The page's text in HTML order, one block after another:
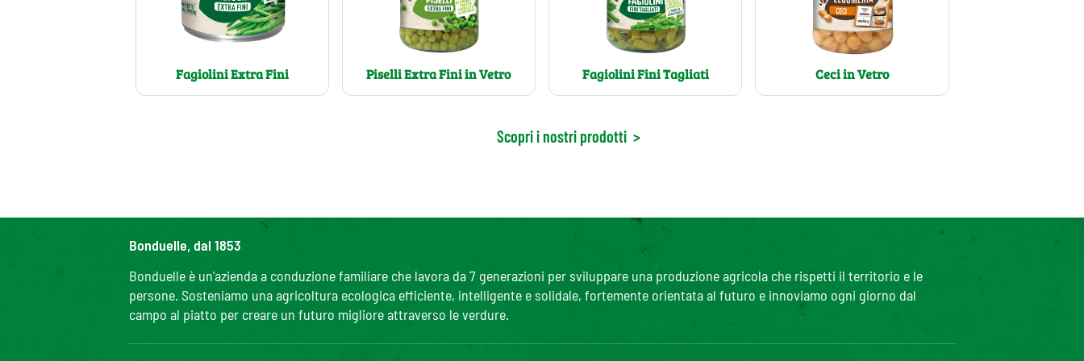
Fagiolini Extra Fini Piselli Extra Fini in Vetro Fagiolini Fini Tagliati Ceci in Vetro
Scopri i nostri prodotti >
Bonduelle, dal 1853
Bonduelle è un'azienda a conduzione familiare che lavora da 7 generazioni per sviluppare una produzione agricola che rispetti il territorio e le
persone. Sosteniamo una agricoltura ecologica efficiente, intelligente e solidale, fortemente orientata al futuro e innoviamo ogni giorno dal
campo al piatto per creare un futuro migliore attraverso le verdure.